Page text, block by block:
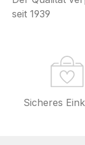
seit 1939
Sicheres